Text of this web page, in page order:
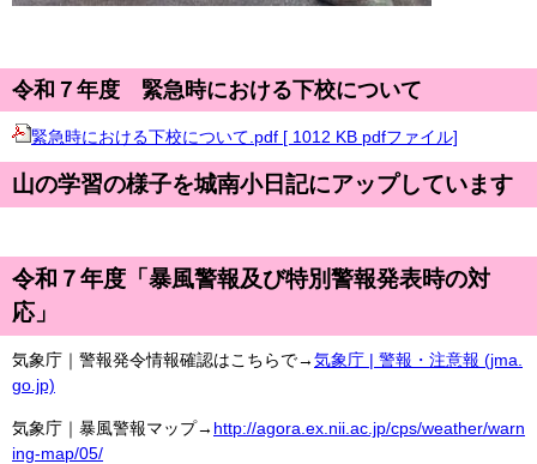
令和７年度 緊急時における下校について
緊急時における下校について.pdf [ 1012 KB pdfファイル]
山の学習の様子を城南小日記にアップしています
令和７年度「暴風警報及び特別警報発表時の対
応」
気象庁｜警報発令情報確認はこちらで→気象庁 | 警報・注意報 (jma.
go.jp)
気象庁｜暴風警報マップ→ http://agora.ex.nii.ac.jp/cps/weather/warn
ing-map/05/